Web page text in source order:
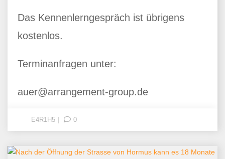
Das Kennenlerngespräch ist übrigens
kostenlos.
Terminanfragen unter:
auer@arrangement-group.de
E4R1H5 0